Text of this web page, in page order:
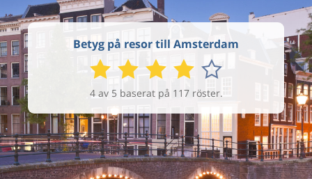
Betyg på resor till Amsterdam
4 av 5 baserat på 117 röster.